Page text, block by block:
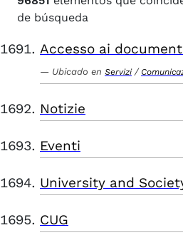
de búsqueda
Accesso ai
Ubicado en Servizi /
Notizie
Eventi
University and
CUG